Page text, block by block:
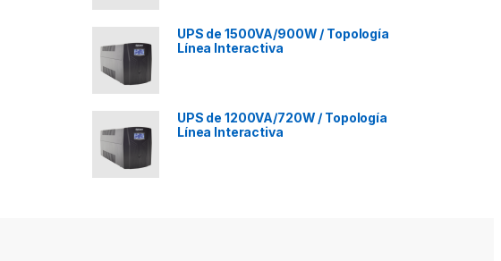
UPS de 1500VA/900W / Topología
Línea Interactiva
UPS de 1200VA/720W / Topología
Línea Interactiva